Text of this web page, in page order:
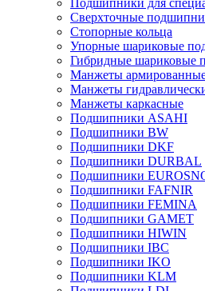
Подшипники для
Сверхточные
Стопорные кольца
Упорные шариковые
Гибридные шариковые
Манжеты
Манжеты
Манжеты каркасные
Подшипники ASAHI
Подшипники BW
Подшипники DKF
Подшипники DURBAL
Подшипники
Подшипники FAFNIR
Подшипники FEMINA
Подшипники GAMET
Подшипники HIWIN
Подшипники IBC
Подшипники IKO
Подшипники KLM